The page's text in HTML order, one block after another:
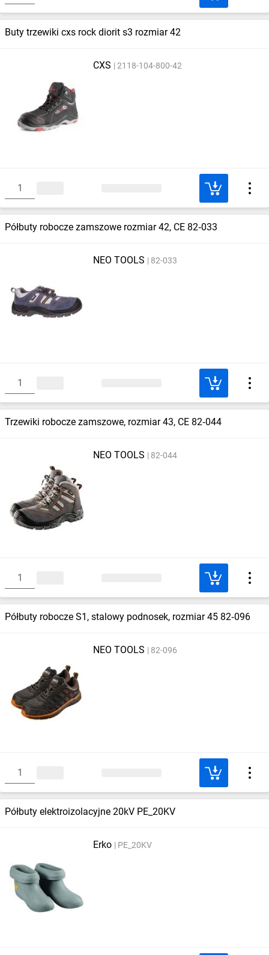
Buty trzewiki cxs rock diorit s3 rozmiar 42
CXS 2118-104-800-42
Półbuty robocze zamszowe rozmiar 42, CE 82‑033
NEO TOOLS 82-033
Trzewiki robocze zamszowe, rozmiar 43, CE 82‑044
NEO TOOLS 82-044
Półbuty robocze S1, stalowy podnosek, rozmiar 45 82‑096
NEO TOOLS 82-096
Półbuty elektroizolacyjne 20kV PE_20KV
Erko PE_20KV